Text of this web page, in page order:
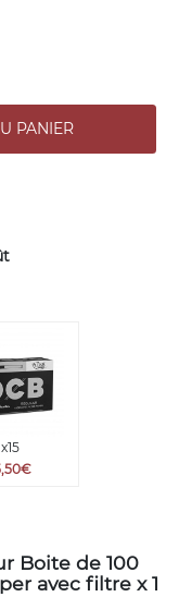
x15
Boite de 100
avec filtre x 1